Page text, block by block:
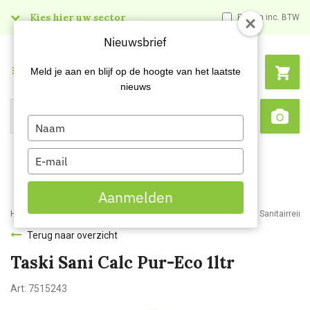
Kies hier uw sector Prijzen inc. BTW
Search
Menu
Home Webshop Schoonmaakartikelen Reinigingsmiddelen
Terug naar overzicht
Taski Sani Calc Pur-Eco 1ltr
Art: 7515243
Nieuwsbrief
Meld je aan en blijf op de hoogte van het laatste
nieuws
Type
your
name
Type
your
email
Aanmelden